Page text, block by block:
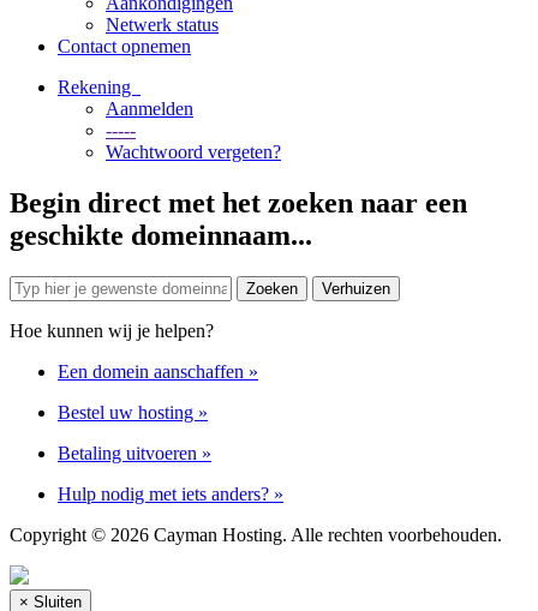
Netwerk status
Contact opnemen
Rekening
Aanmelden
-----
Wachtwoord vergeten?
Begin direct met het zoeken naar een
geschikte domeinnaam...
Hoe kunnen wij je helpen?
Een domein aanschaffen »
Bestel uw hosting »
Betaling uitvoeren »
Hulp nodig met iets anders? »
Copyright © 2026 Cayman Hosting. Alle rechten voorbehouden.
× Sluiten